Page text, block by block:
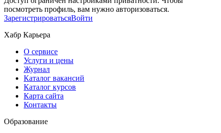
посмотреть профиль, вам нужно авторизоваться.
ЗарегистрироватьсяВойти
Хабр Карьера
О сервисе
Услуги и цены
Журнал
Каталог вакансий
Каталог курсов
Карта сайта
Контакты
Образование